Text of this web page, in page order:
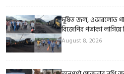
দূষিত জল, ওভারলোড
বিজেপির পতাকা
August 8, 2026